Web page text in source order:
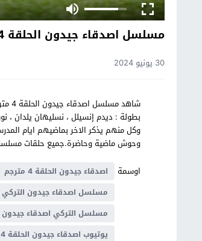
مسلسل اصدقاء جيدون الحلقة 4 مترجم
30 يونيو 2024
بطولة : ديدم إنسيلل ، نسليهان يلدان ،
وكل منهم يذكر الاخر بماضيهم ايام
وحوش ماضية وحاضرة.جميع حلقات
اوسمة
اصدقاء جيدون الحلقة 4 مترجم
مسلسل اصدقاء جيدون التركي
مسلسل التركي اصدقاء جيدون
يوتيوب اصدقاء جيدون الحلقة 4